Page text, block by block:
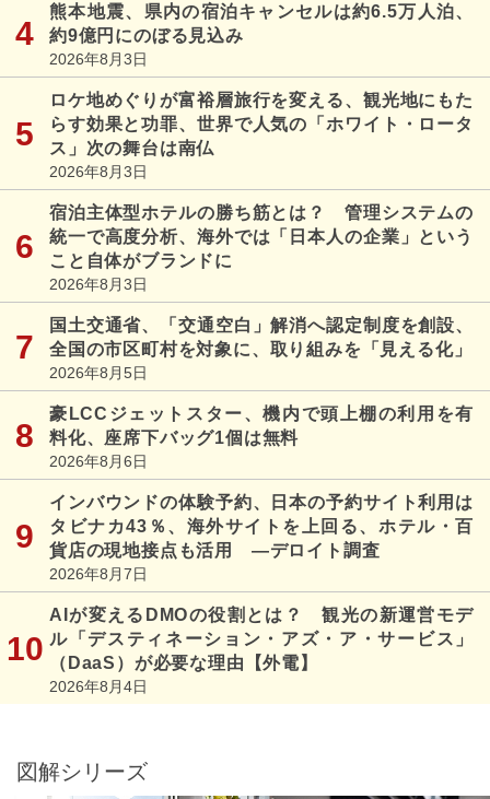
熊本地震、県内の宿泊キャンセルは約6.5万人泊、
約9億円にのぼる見込み
2026年8月3日
ロケ地めぐりが富裕層旅行を変える、観光地にもた
らす効果と功罪、世界で人気の「ホワイト・ロータ
ス」次の舞台は南仏
2026年8月3日
宿泊主体型ホテルの勝ち筋とは？ 管理システムの
統一で高度分析、海外では「日本人の企業」という
こと自体がブランドに
2026年8月3日
国土交通省、「交通空白」解消へ認定制度を創設、
全国の市区町村を対象に、取り組みを「見える化」
2026年8月5日
豪LCCジェットスター、機内で頭上棚の利用を有
料化、座席下バッグ1個は無料
2026年8月6日
インバウンドの体験予約、日本の予約サイト利用は
タビナカ43％、海外サイトを上回る、ホテル・百
貨店の現地接点も活用 ―デロイト調査
2026年8月7日
AIが変えるDMOの役割とは？ 観光の新運営モデ
ル「デスティネーション・アズ・ア・サービス」
（DaaS）が必要な理由【外電】
2026年8月4日
図解シリーズ